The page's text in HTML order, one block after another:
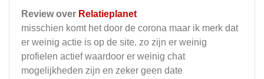
Review over Relatieplanet
misschien komt het door de corona maar ik merk dat
er weinig actie is op de site. zo zijn er weinig
profielen actief waardoor er weinig chat
mogelijkheden zijn en zeker geen date